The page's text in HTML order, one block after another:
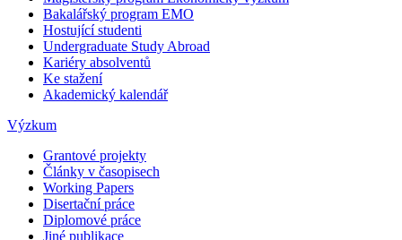
Bakalářský program EMO
Hostující studenti
Undergraduate Study Abroad
Kariéry absolventů
Ke stažení
Akademický kalendář
Výzkum
Grantové projekty
Články v časopisech
Working Papers
Disertační práce
Diplomové práce
Jiné publikace